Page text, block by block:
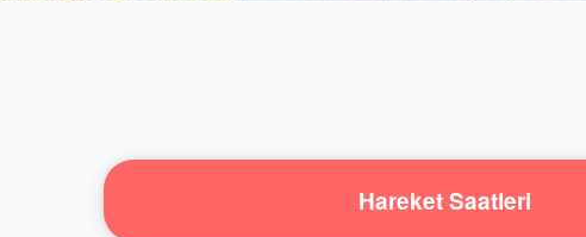
Hareket Saatleri